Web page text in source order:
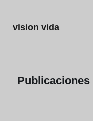
vision vida
Publicaciones